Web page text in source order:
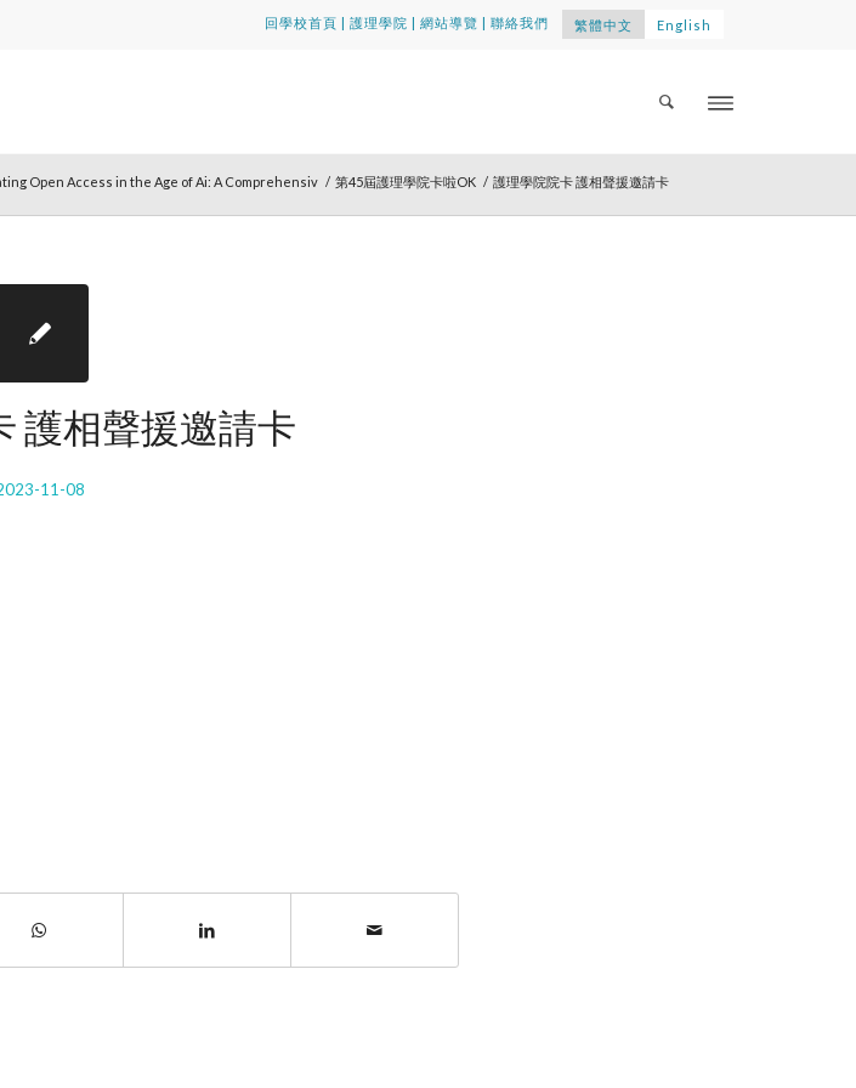
回學校首頁 |護理學院 |網站導覽 |聯絡我們 繁體中文 English
Open Access in the Age of Ai: A Comprehensiv / 第45屆護理學院卡啦OK / 護理學院院卡 護相聲援邀請卡
護相聲援邀請卡
11-08